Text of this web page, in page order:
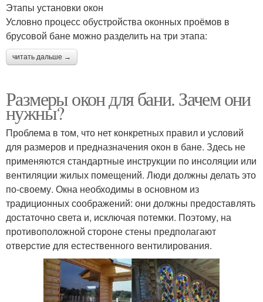
Этапы установки окон
Условно процесс обустройства оконных проёмов в
брусовой бане можно разделить на три этапа:
читать дальше →
Размеры окон для бани. Зачем они
нужны?
Проблема в том, что нет конкретных правил и условий
для размеров и предназначения окон в бане. Здесь не
применяются стандартные инструкции по инсоляции или
вентиляции жилых помещений. Люди должны делать это
по-своему. Окна необходимы в основном из
традиционных соображений: они должны предоставлять
достаточно света и, исключая потемки. Поэтому, на
противоположной стороне стены предполагают
отверстие для естественного вентилирования.